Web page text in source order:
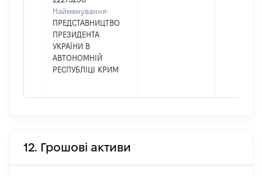
Найменування:
ПРЕДСТАВНИЦТВО
ПРЕЗИДЕНТА
УКРАЇНИ В
АВТОНОМНІЙ
РЕСПУБЛІЦІ КРИМ
12. Грошові активи